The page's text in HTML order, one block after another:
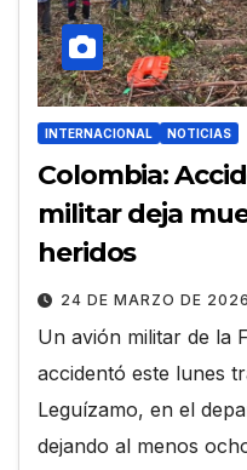
INTERNACIONAL NOTICIAS
Colombia:
militar deja
heridos
24 DE MARZO DE 2026
Un avión militar de la
accidentó este lunes
Leguízamo, en el
dejando al menos